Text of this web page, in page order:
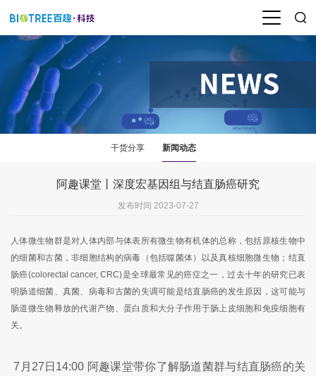
干货分享 新闻动态
阿趣课堂丨深度宏基因组与结直肠癌研究
发布时间 2023-07-27
人体微生物群是对人体内部与体表所有微生物有机体的总称，包括原核生物中
的细菌和古菌，非细胞结构的病毒（包括噬菌体）以及真核细胞微生物；结直
肠癌(colorectal cancer, CRC)是全球最常见的癌症之一，过去十年的研究已表
明肠道细菌、真菌、病毒和古菌的失调可能是结直肠癌的发生原因，这可能与
肠道微生物释放的代谢产物、蛋白质和大分子作用于肠上皮细胞和免疫细胞有
关。
7月27日14:00 阿趣课堂带你了解肠道菌群与结直肠癌的关